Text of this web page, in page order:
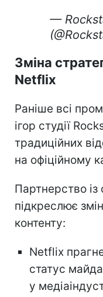
—
Зміна
Netflix
Раніше всі
ігор студії
традиційних
на офіційному
Партнерство
підкреслює
контенту:
Netflix
статус
у